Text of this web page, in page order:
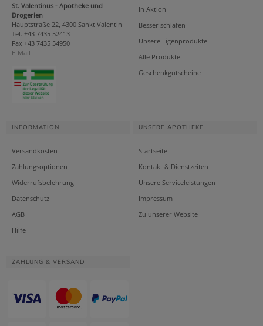
St. Valentinus - Apotheke und
Drogerien
Hauptstraße 22, 4300 Sankt Valentin
Tel. +43 7435 52413
Fax +43 7435 54950
E-Mail
In Aktion
Besser schlafen
Unsere Eigenprodukte
Alle Produkte
Geschenkgutscheine
INFORMATION
Versandkosten
Zahlungsoptionen
Widerrufsbelehrung
Datenschutz
AGB
Hilfe
UNSERE APOTHEKE
Startseite
Kontakt & Dienstzeiten
Unsere Serviceleistungen
Impressum
Zu unserer Website
ZAHLUNG & VERSAND